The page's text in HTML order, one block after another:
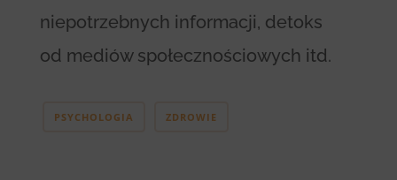
niepotrzebnych informacji, detoks
od mediów społecznościowych itd.
PSYCHOLOGIA ZDROWIE